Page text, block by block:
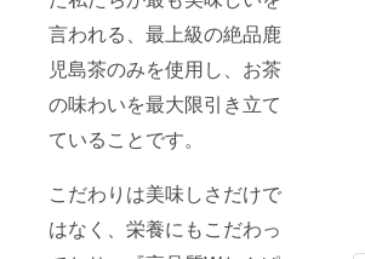
言われる、最上級の絶品鹿
児島茶のみを使用し、お茶
の味わいを最大限引き立て
ていることです。
こだわりは美味しさだけで
はなく、栄養にもこだわっ